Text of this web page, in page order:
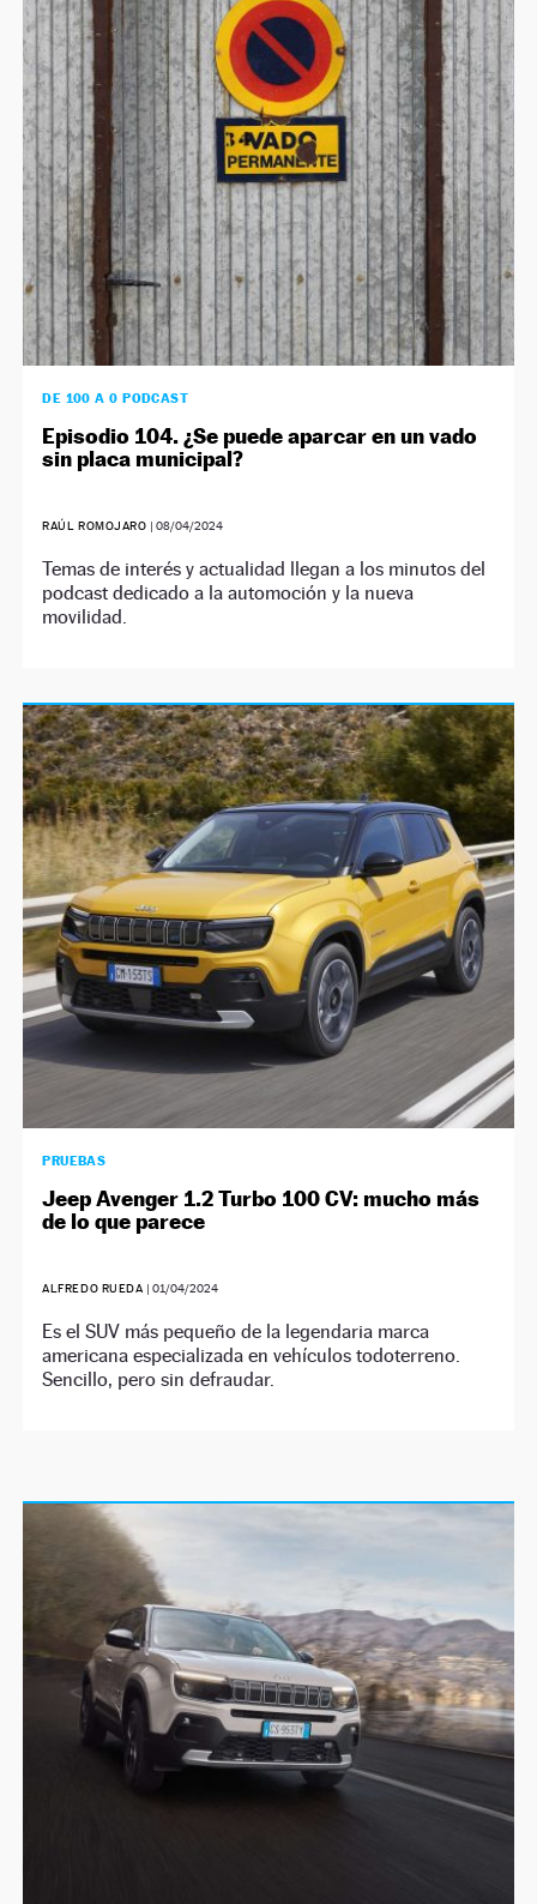
DE 100 A 0 PODCAST
Episodio 104. ¿Se puede aparcar en un vado
sin placa municipal?
RAÚL ROMOJARO | 08/04/2024
Temas de interés y actualidad llegan a los minutos del
podcast dedicado a la automoción y la nueva
movilidad.
PRUEBAS
Jeep Avenger 1.2 Turbo 100 CV: mucho más
de lo que parece
ALFREDO RUEDA | 01/04/2024
Es el SUV más pequeño de la legendaria marca
americana especializada en vehículos todoterreno.
Sencillo, pero sin defraudar.